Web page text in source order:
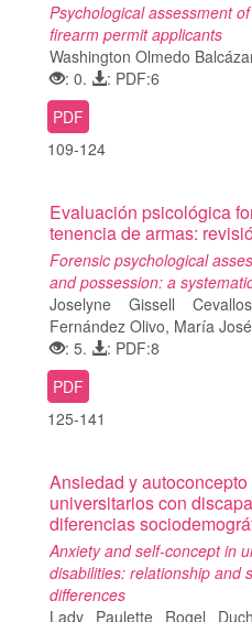
Psychological assessment
firearm permit applicants
Washington Olmedo
: 0.
: PDF:6
PDF
109-124
Evaluación psicológica
tenencia de armas:
Forensic psychological
and possession: a
Joselyne Gissell
Fernández Olivo, María
: 5.
: PDF:8
PDF
125-141
Ansiedad y
universitarios con
diferencias
Anxiety and self-concept in
disabilities: relationship and
differences
Lady Paulette Rogel